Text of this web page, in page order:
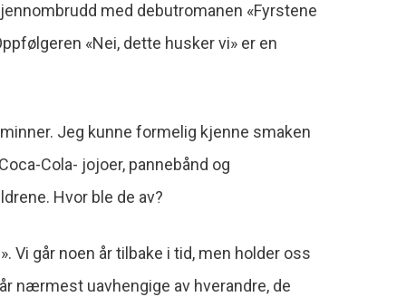
med debutromanen «Fyrstene
«Nei, dette husker vi» er en
Jeg kunne formelig kjenne smaken
Cola- jojoer, pannebånd og
Hvor ble de av?
Vi går noen år tilbake i tid, men holder oss
nærmest uavhengige av hverandre, de